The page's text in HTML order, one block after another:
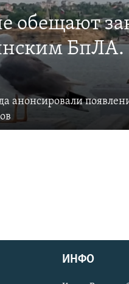
обещают
БпЛА.
анонсировали
ИНФО